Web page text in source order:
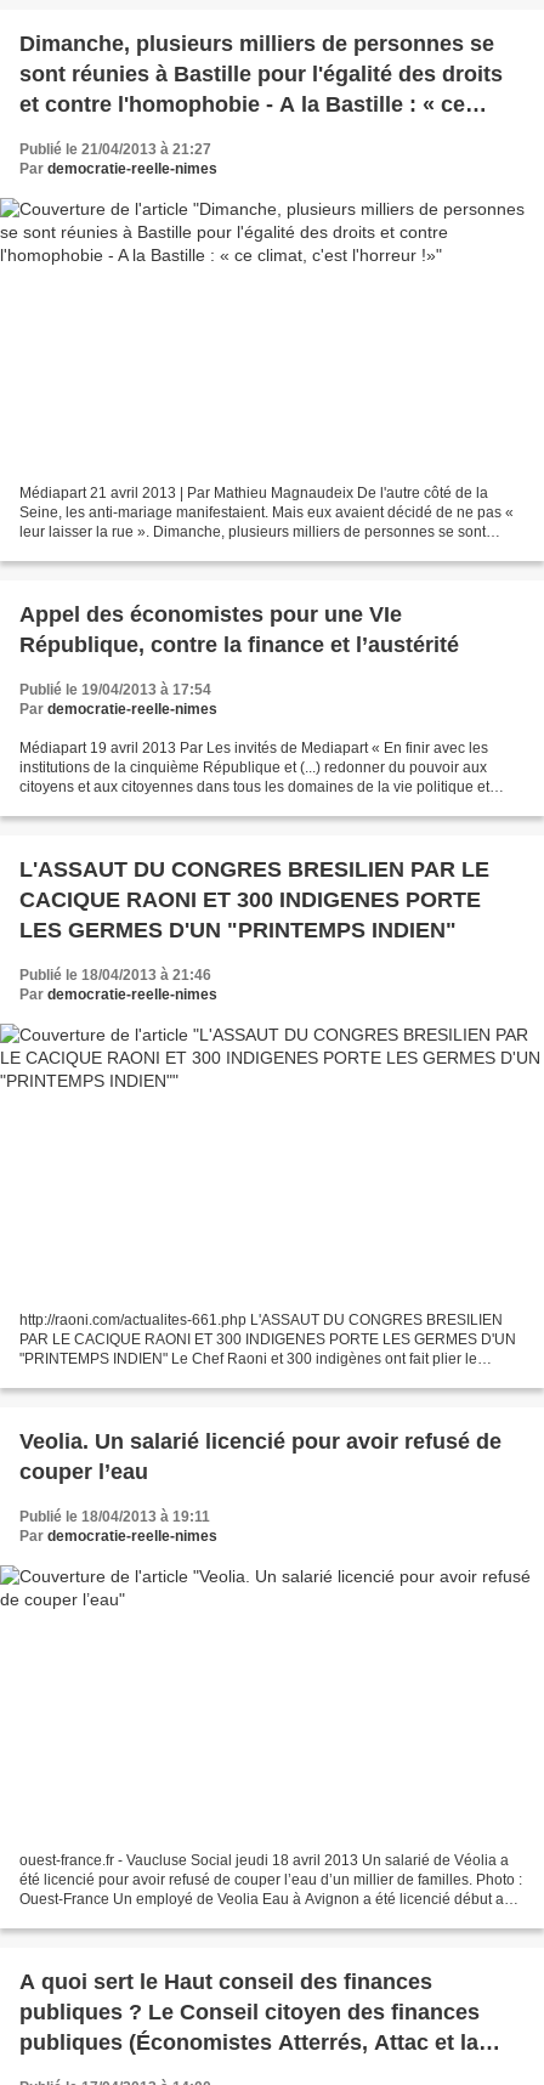
Dimanche, plusieurs milliers de personnes se
sont réunies à Bastille pour l'égalité des droits
et contre l'homophobie - A la Bastille : « ce
Publié le 21/04/2013 à 21:27
Par democratie-reelle-nimes
Médiapart 21 avril 2013 | Par Mathieu Magnaudeix De l'autre côté de la
Seine, les anti-mariage manifestaient. Mais eux avaient décidé de ne pas «
leur laisser la rue ». Dimanche, plusieurs milliers de personnes se sont
Appel des économistes pour une VIe
République, contre la finance et l’austérité
Publié le 19/04/2013 à 17:54
Par democratie-reelle-nimes
Médiapart 19 avril 2013 Par Les invités de Mediapart « En finir avec les
institutions de la cinquième République et (...) redonner du pouvoir aux
citoyens et aux citoyennes dans tous les domaines de la vie politique et
L'ASSAUT DU CONGRES BRESILIEN PAR LE
CACIQUE RAONI ET 300 INDIGENES PORTE
LES GERMES D'UN "PRINTEMPS INDIEN"
Publié le 18/04/2013 à 21:46
Par democratie-reelle-nimes
http://raoni.com/actualites-661.php L'ASSAUT DU CONGRES BRESILIEN
PAR LE CACIQUE RAONI ET 300 INDIGENES PORTE LES GERMES D'UN
"PRINTEMPS INDIEN" Le Chef Raoni et 300 indigènes ont fait plier le
Veolia. Un salarié licencié pour avoir refusé de
couper l’eau
Publié le 18/04/2013 à 19:11
Par democratie-reelle-nimes
ouest-france.fr - Vaucluse Social jeudi 18 avril 2013 Un salarié de Véolia a
été licencié pour avoir refusé de couper l’eau d’un millier de familles. Photo :
Ouest-France Un employé de Veolia Eau à Avignon a été licencié début avril
A quoi sert le Haut conseil des finances
publiques ? Le Conseil citoyen des finances
publiques (Économistes Atterrés, Attac et la
Fondation Copernic) répond au Haut Conseil